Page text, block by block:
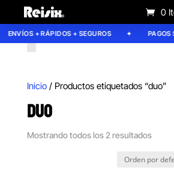
0
ENVÍOS + RÁPIDOS + SEGUROS PAGOS
Inicio/ Productos etiquetados “duo”
DUO
Mostrando todos los 2 resultados